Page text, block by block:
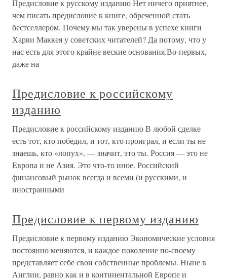
Предисловие к русскому изданию Нет ничего приятнее,
чем писать предисловие к книге, обреченной стать
бестселлером. Почему мы так уверены в успехе книги
Харви Маккея у советских читателей? Да потому, что у
нас есть для этого крайне веские основания.Во-первых,
даже на
Предисловие к российскому
изданию
Предисловие к российскому изданию В любой сделке
есть тот, кто победил, и тот, кто проиграл, и если ты не
знаешь, кто «лопух», — значит, это ты. Россия — это не
Европа и не Азия. Это что-то иное. Российский
финансовый рынок всегда и всеми (и русскими, и
иностранными
Предисловие к первому изданию
Предисловие к первому изданию Экономические условия
постоянно меняются, и каждое поколение по-своему
представляет себе свои собственные проблемы. Ныне в
Англии, равно как и в континентальной Европе и